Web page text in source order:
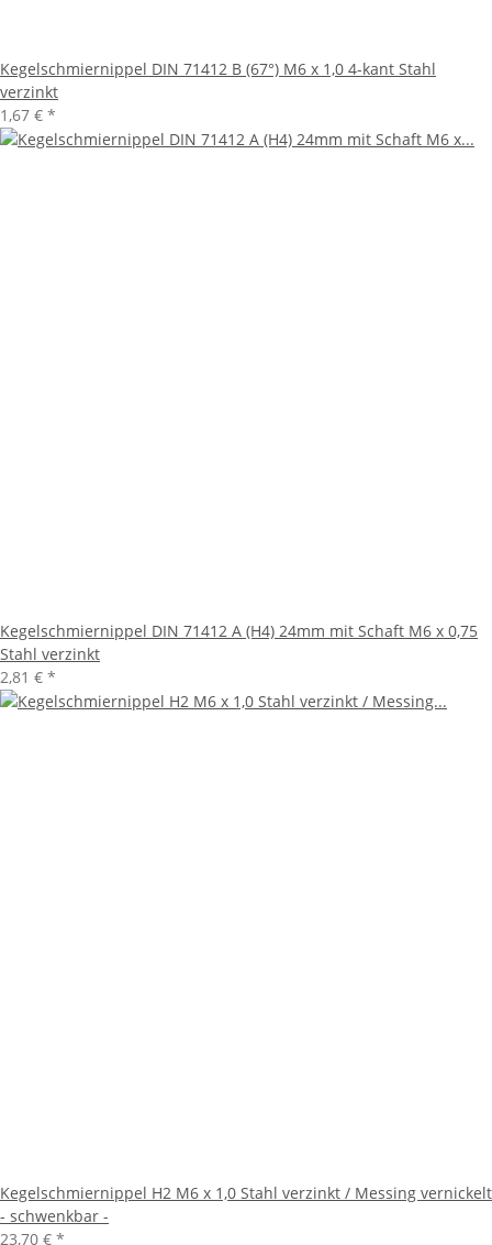
Kegelschmiernippel DIN 71412 B (67°) M6 x 1,0 4-kant Stahl
verzinkt
1,67 € *
Kegelschmiernippel DIN 71412 A (H4) 24mm mit Schaft M6 x 0,75
Stahl verzinkt
2,81 € *
Kegelschmiernippel H2 M6 x 1,0 Stahl verzinkt / Messing vernickelt
- schwenkbar -
23,70 € *